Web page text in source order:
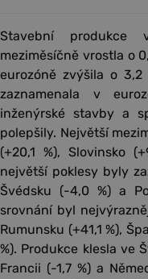
Stavební
meziměsíčně vrostla o
eurozóně zvýšila o
zaznamenala v
inženýrské stavby a
polepšily. Největší
(+20,1 %), Slovinsko
největší poklesy byly
Švédsku (-4,0 %) a
srovnání byl
Rumunsku (+41,1 %),
%). Produkce klesla ve
Francii (-1,7 %) a